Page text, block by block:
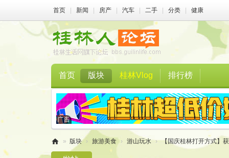
首页 新闻 房产 汽车 二手 分类 健康
首页 版块 桂林Vlog 排行榜
» 版块 › 旅游美食 › 游山玩水 › 【国庆桂林打开方式】